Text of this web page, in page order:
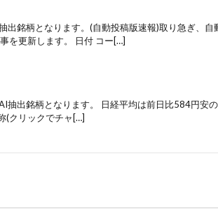
出銘柄となります。(自動投稿版速報)取り急ぎ、自
を更新します。 日付 コー[…]
抽出銘柄となります。 日経平均は前日比584円安
(クリックでチャ[…]